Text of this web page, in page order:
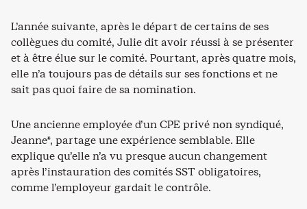
L’année suivante, après le départ de certains de ses
collègues du comité, Julie dit avoir réussi à se présenter
et à être élue sur le comité. Pourtant, après quatre mois,
elle n’a toujours pas de détails sur ses fonctions et ne
sait pas quoi faire de sa nomination.
Une ancienne employée d’un CPE privé non syndiqué,
Jeanne*, partage une expérience semblable. Elle
explique qu’elle n’a vu presque aucun changement
après l’instauration des comités SST obligatoires,
comme l’employeur gardait le contrôle.